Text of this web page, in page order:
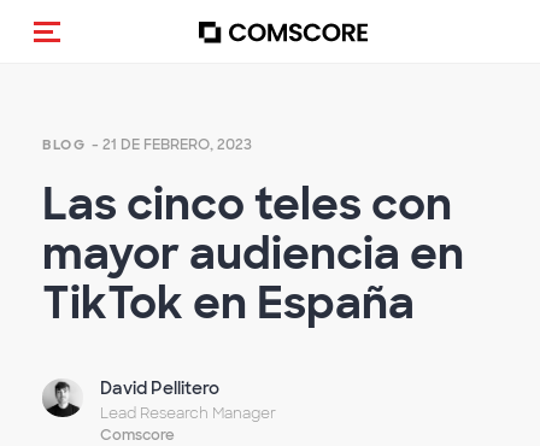
(Des)activar la navegación
BLOG - 21 DE FEBRERO, 2023
Las cinco teles con
mayor audiencia en
TikTok en España
David Pellitero
Lead Research Manager
Comscore